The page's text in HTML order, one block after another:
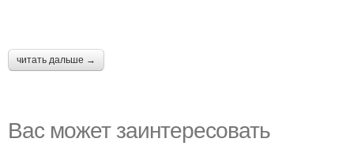
читать дальше →
Вас может заинтересовать